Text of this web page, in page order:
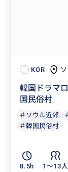
KOR
韓国ドラマ
国民俗村
＃ソウル近郊
＃韓国民俗村
8.5h 1〜13人